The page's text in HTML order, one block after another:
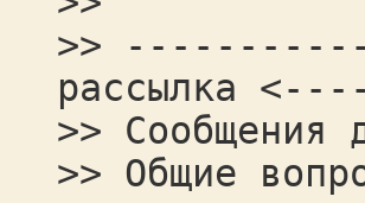
>> -------------
рассылка
>> Сообщения
>> Общие